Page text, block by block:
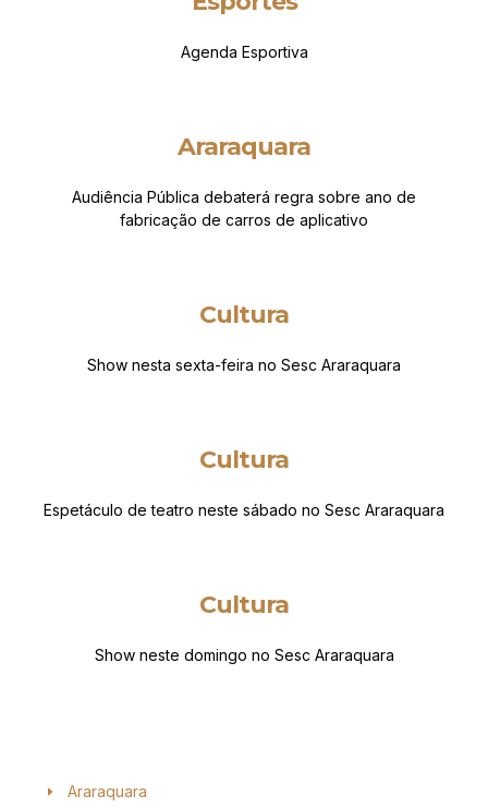
Agenda Esportiva
Araraquara
Audiência Pública debaterá regra sobre ano de
fabricação de carros de aplicativo
Cultura
Show nesta sexta-feira no Sesc Araraquara
Cultura
Espetáculo de teatro neste sábado no Sesc Araraquara
Cultura
Show neste domingo no Sesc Araraquara
Araraquara